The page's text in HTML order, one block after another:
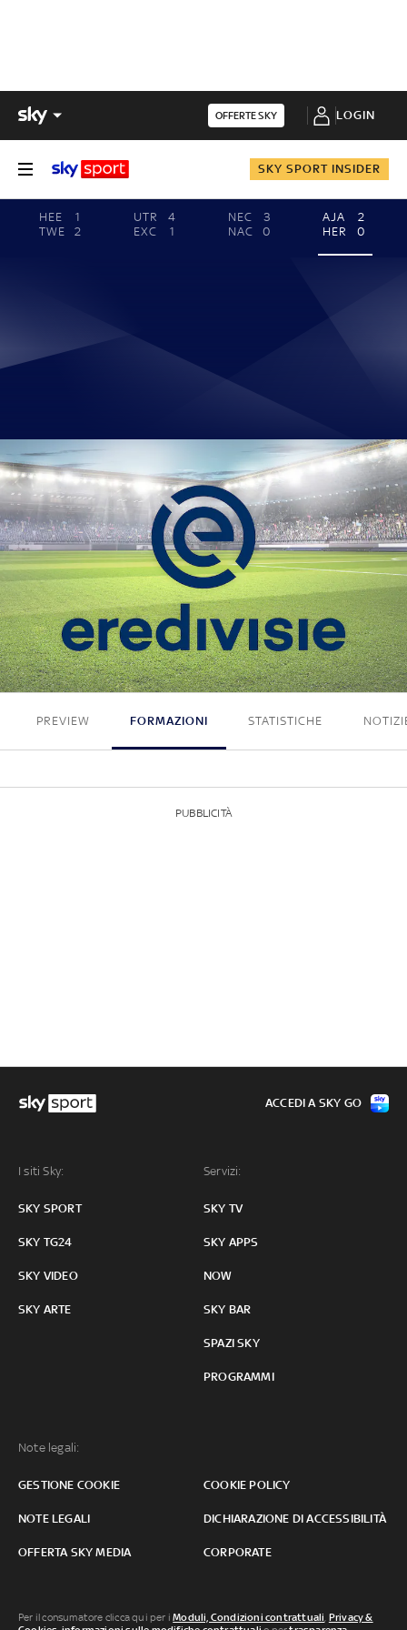
OFFERTE SKY LOGIN
SKY SPORT INSIDER
HEE
1
TWE
2
UTR
4
EXC
1
NEC
3
NAC
0
AJA
2
HER
0
2 - 0
PREVIEW FORMAZIONI STATISTICHE
PUBBLICITÀ
I siti Sky:
SKY SPORT
SKY TG24
SKY VIDEO
SKY ARTE
Servizi:
SKY TV
SKY APPS
NOW
SKY BAR
SPAZI SKY
PROGRAMMI
Note legali:
GESTIONE COOKIE COOKIE POLICY
NOTE LEGALI DICHIARAZIONE DI ACCESSIBILITÀ
OFFERTA SKY MEDIA CORPORATE
ACCEDI A SKY GO
Per il consumatore clicca qui per iModuli, Condizioni contrattuali Privacy &